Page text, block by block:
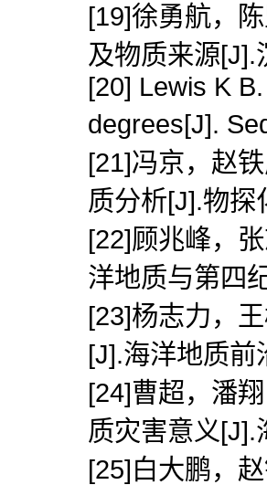
[19]徐勇航，
及物质来源[J].
[20] Lewis K
degrees[J].
[21]冯京，赵
质分析[J].物探
[22]顾兆峰，
洋地质与第四
[23]杨志力，
[J].海洋地质前
[24]曹超，潘
质灾害意义[J].
[25]白大鹏，